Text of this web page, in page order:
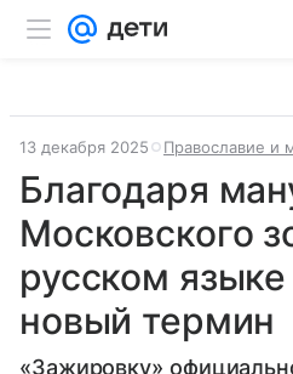
13 декабря 2025 Православие и
Благодаря
Московского
русском
новый термин
«Зажировку»